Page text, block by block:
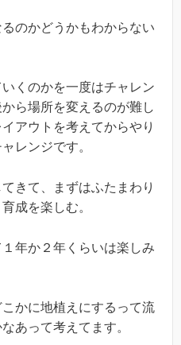
のかどうかもわからない
くのかを一度はチャレン
ら場所を変えるのが難し
アウトを考えてからやり
レンジです。
きて、まずはふたまわり
成を楽しむ。
年か２年くらいは楽しみ
かに地植えにするって流
あって考えてます。